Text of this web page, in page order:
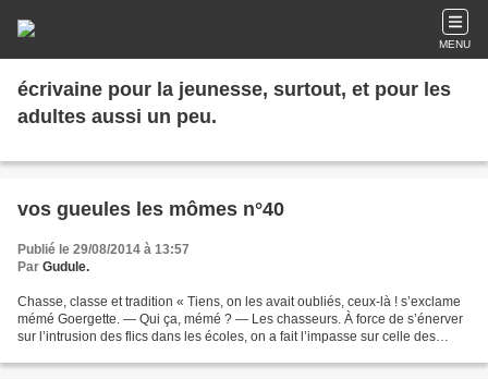
MENU
écrivaine pour la jeunesse, surtout, et pour les
adultes aussi un peu.
vos gueules les mômes n°40
Publié le 29/08/2014 à 13:57
Par Gudule.
Chasse, classe et tradition « Tiens, on les avait oubliés, ceux-là ! s’exclame
mémé Goergette. — Qui ça, mémé ? — Les chasseurs. À force de s’énerver
sur l’intrusion des flics dans les écoles, on a fait l’impasse sur celle des